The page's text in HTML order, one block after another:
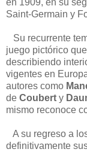
en 1909, en su
Saint-Germain y
Su recurrente
juego pictórico
describiendo
vigentes en
autores como
de Coubert y
mismo reconoce
A su regreso a
definitivamente